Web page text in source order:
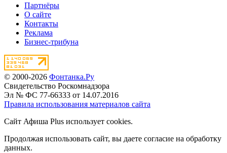
Партнёры
О сайте
Контакты
Реклама
Бизнес-трибуна
© 2000-2026 Фонтанка.Ру
Свидетельство Роскомнадзора
Эл № ФС 77-66333 от 14.07.2016
Правила использования материалов сайта
Сайт Афиша Plus использует cookies.
Продолжая использовать сайт, вы даете согласие на обработку
данных.